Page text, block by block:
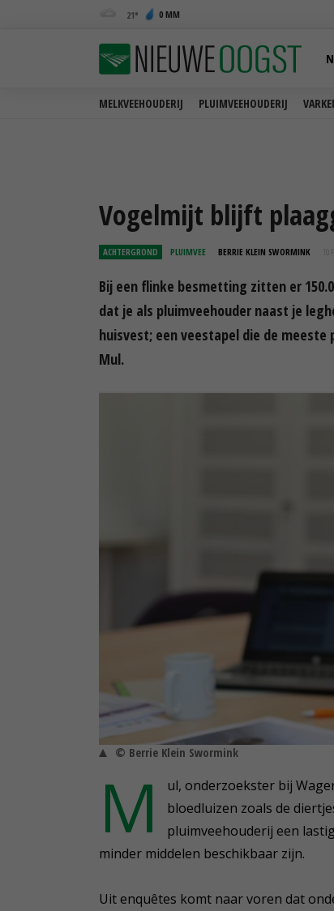
21 0 MM
MELKVEEHOUDERIJ PLUIMVEEHOUDERIJ
Vogelmijt blijft
ACHTERGROND PLUIMVEE BERRIE KLEIN SWORMINK
Bij een flinke besmetting zitten er
dat je als pluimveehouder naast je
huisvest; een veestapel die de
Mul.
© Berrie Klein Swormink
M
ul, onderzoekster bij
bloedluizen zoals de
pluimveehouderij een
minder middelen beschikbaar zijn.
Uit enquêtes komt naar voren dat